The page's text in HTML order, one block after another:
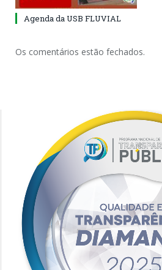
Agenda da USB FLUVIAL
Os comentários estão fechados.